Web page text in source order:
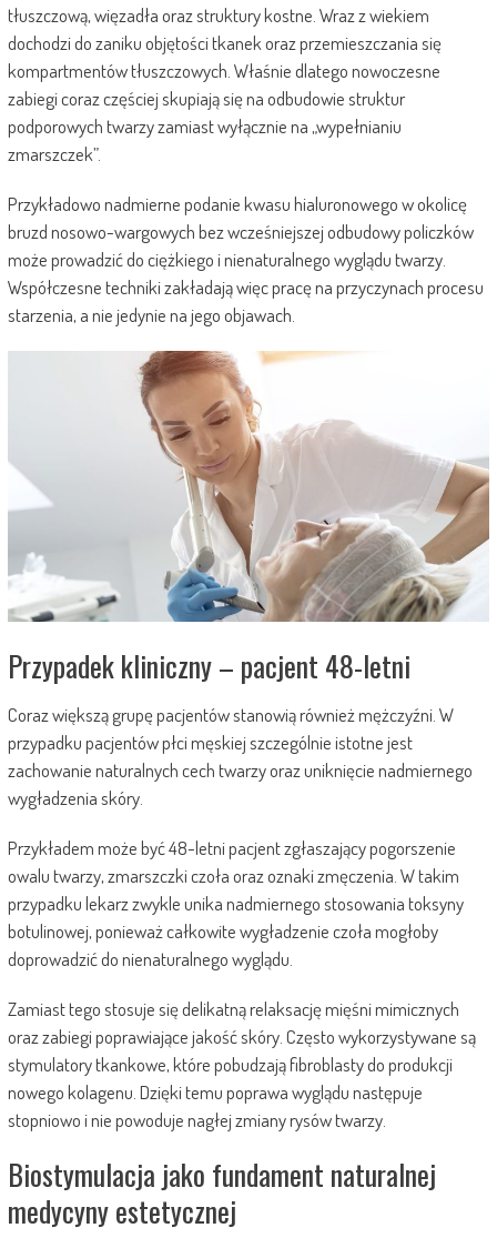
tłuszczową, więzadła oraz struktury kostne. Wraz z wiekiem
dochodzi do zaniku objętości tkanek oraz przemieszczania się
kompartmentów tłuszczowych. Właśnie dlatego nowoczesne
zabiegi coraz częściej skupiają się na odbudowie struktur
podporowych twarzy zamiast wyłącznie na „wypełnianiu
zmarszczek”.
Przykładowo nadmierne podanie kwasu hialuronowego w okolicę
bruzd nosowo-wargowych bez wcześniejszej odbudowy policzków
może prowadzić do ciężkiego i nienaturalnego wyglądu twarzy.
Współczesne techniki zakładają więc pracę na przyczynach procesu
starzenia, a nie jedynie na jego objawach.
Przypadek kliniczny – pacjent 48-letni
Coraz większą grupę pacjentów stanowią również mężczyźni. W
przypadku pacjentów płci męskiej szczególnie istotne jest
zachowanie naturalnych cech twarzy oraz uniknięcie nadmiernego
wygładzenia skóry.
Przykładem może być 48-letni pacjent zgłaszający pogorszenie
owalu twarzy, zmarszczki czoła oraz oznaki zmęczenia. W takim
przypadku lekarz zwykle unika nadmiernego stosowania toksyny
botulinowej, ponieważ całkowite wygładzenie czoła mogłoby
doprowadzić do nienaturalnego wyglądu.
Zamiast tego stosuje się delikatną relaksację mięśni mimicznych
oraz zabiegi poprawiające jakość skóry. Często wykorzystywane są
stymulatory tkankowe, które pobudzają fibroblasty do produkcji
nowego kolagenu. Dzięki temu poprawa wyglądu następuje
stopniowo i nie powoduje nagłej zmiany rysów twarzy.
Biostymulacja jako fundament naturalnej
medycyny estetycznej